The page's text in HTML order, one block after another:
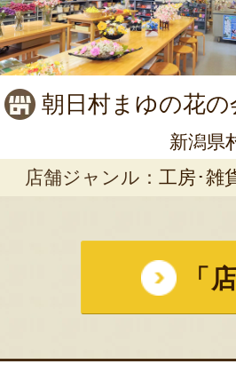
朝日村まゆの花の
新潟県
店舗ジャンル： 工房･雑
「